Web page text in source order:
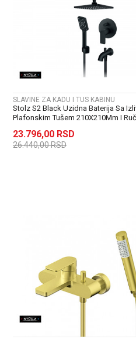
UPOREDI
SLAVINE ZA KADU I TUS KABINU
Stolz S2 Black Uzidna Baterija Sa
Plafonskim Tušem 210X210Mm I
23.796,00 RSD
26.440,00RSD
UPOREDI